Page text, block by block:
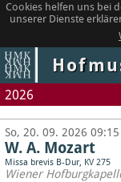
Cookies helfen uns bei
unserer Dienste
2026
So, 20. 09. 2026
W. A. Mozart
Missa brevis B-Dur, KV 275
Wiener